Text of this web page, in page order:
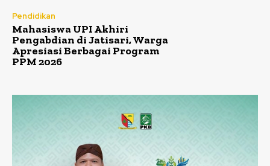
Pendidikan
Mahasiswa UPI Akhiri
Pengabdian di Jatisari, Warga
Apresiasi Berbagai Program
PPM 2026